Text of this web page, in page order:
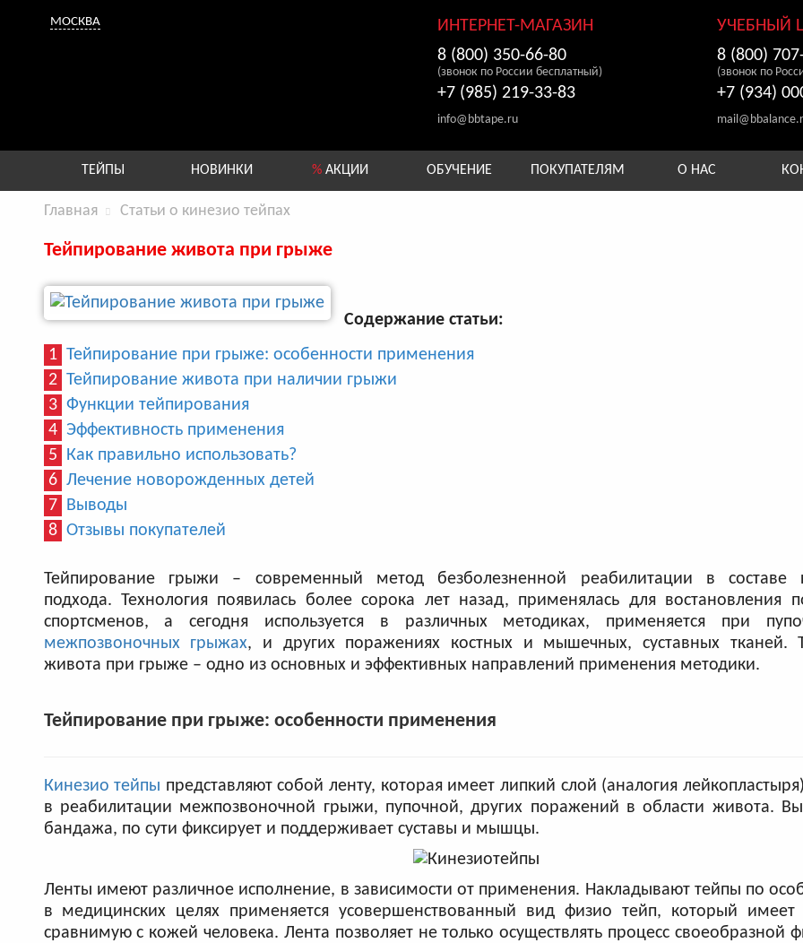
МОСКВА
ИНТЕРНЕТ-МАГАЗИН
8 (800) 350-66-80
(звонок по России бесплатный)
+7 (985) 219-33-83
info@bbtape.ru
УЧЕБНЫЙ
8 (800)
(звонок по
+7 (934)
ТЕЙПЫ НОВИНКИ % АКЦИИ ОБУЧЕНИЕ ПОКУПАТЕЛЯМ О НАС
Главная Статьи о кинезио тейпах
Тейпирование живота при грыже
Содержание статьи:
1 Тейпирование при грыже: особенности применения
2 Тейпирование живота при наличии грыжи
3 Функции тейпирования
4 Эффективность применения
5
Как правильно использовать?
6 Лечение новорожденных детей
7
Выводы
8 Отзывы покупателей
Тейпирование грыжи – современный метод безболезненной реабилитации в составе
подхода. Технология появилась более сорока лет назад, применялась для востановления
спортсменов, а сегодня используется в различных методиках, применяется при
межпозвоночных грыжах, и других поражениях костных и мышечных, суставных тканей.
живота при грыже – одно из основных и эффективных направлений применения методики.
Тейпирование при грыже: особенности применения
Кинезио тейпы представляют собой ленту, которая имеет липкий слой (аналогия лейкопластыря)
в реабилитации межпозвоночной грыжи, пупочной, других поражений в области живота.
бандажа, по сути фиксирует и поддерживает суставы и мышцы.
Ленты имеют различное исполнение, в зависимости от применения. Накладывают тейпы по
в медицинских целях применяется усовершенствованный вид физио тейп, который имеет
сравнимую с кожей человека. Лента позволяет не только осуществлять процесс своеобразной